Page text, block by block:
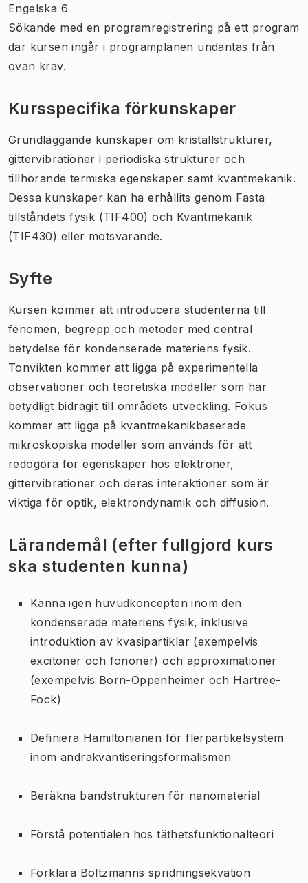
Engelska 6
Sökande med en programregistrering på ett program
där kursen ingår i programplanen undantas från
ovan krav.
Kursspecifika förkunskaper
Grundläggande kunskaper om kristallstrukturer,
gittervibrationer i periodiska strukturer och
tillhörande termiska egenskaper samt kvantmekanik.
Dessa kunskaper kan ha erhållits genom Fasta
tillståndets fysik (TIF400) och Kvantmekanik
(TIF430) eller motsvarande.
Syfte
Kursen kommer att introducera studenterna till
fenomen, begrepp och metoder med central
betydelse för kondenserade materiens fysik.
Tonvikten kommer att ligga på experimentella
observationer och teoretiska modeller som har
betydligt bidragit till områdets utveckling. Fokus
kommer att ligga på kvantmekanikbaserade
mikroskopiska modeller som används för att
redogöra för egenskaper hos elektroner,
gittervibrationer och deras interaktioner som är
viktiga för optik, elektrondynamik och diffusion.
Lärandemål (efter fullgjord kurs
ska studenten kunna)
Känna igen huvudkoncepten inom den
kondenserade materiens fysik, inklusive
introduktion av kvasipartiklar (exempelvis
excitoner och fononer) och approximationer
(exempelvis Born-Oppenheimer och Hartree-
Fock)
Definiera Hamiltonianen för flerpartikelsystem
inom andrakvantiseringsformalismen
Beräkna bandstrukturen för nanomaterial
Förstå potentialen hos täthetsfunktionalteori
Förklara Boltzmanns spridningsekvation